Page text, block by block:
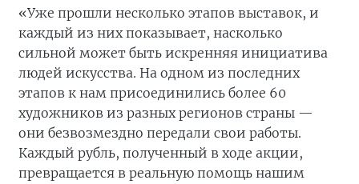
«Уже прошли несколько этапов выставок, и
каждый из них показывает, насколько
сильной может быть искренняя инициатива
людей искусства. На одном из последних
этапов к нам присоединились более 60
художников из разных регионов страны —
они безвозмездно передали свои работы.
Каждый рубль, полученный в ходе акции,
превращается в реальную помощь нашим